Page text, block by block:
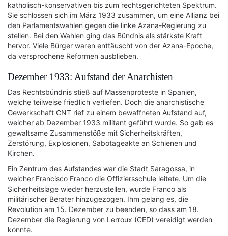
katholisch-konservativen bis zum rechtsgerichteten Spektrum.
Sie schlossen sich im März 1933 zusammen, um eine Allianz bei
den Parlamentswahlen gegen die linke Azana-Regierung zu
stellen. Bei den Wahlen ging das Bündnis als stärkste Kraft
hervor. Viele Bürger waren enttäuscht von der Azana-Epoche,
da versprochene Reformen ausblieben.
Dezember 1933: Aufstand der Anarchisten
Das Rechtsbündnis stieß auf Massenproteste in Spanien,
welche teilweise friedlich verliefen. Doch die anarchistische
Gewerkschaft CNT rief zu einem bewaffneten Aufstand auf,
welcher ab Dezember 1933 militant geführt wurde. So gab es
gewaltsame Zusammenstöße mit Sicherheitskräften,
Zerstörung, Explosionen, Sabotageakte an Schienen und
Kirchen.
Ein Zentrum des Aufstandes war die Stadt Saragossa, in
welcher Francisco Franco die Offiziersschule leitete. Um die
Sicherheitslage wieder herzustellen, wurde Franco als
militärischer Berater hinzugezogen. Ihm gelang es, die
Revolution am 15. Dezember zu beenden, so dass am 18.
Dezember die Regierung von Lerroux (CED) vereidigt werden
konnte.